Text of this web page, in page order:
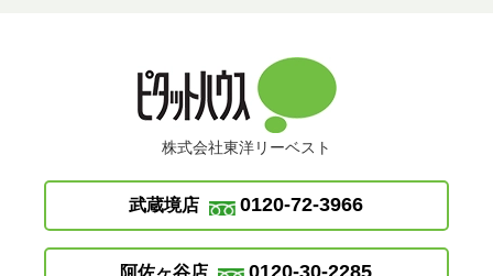
株式会社東洋リーベスト
武蔵境店 0120-72-3966
阿佐ヶ谷店 0120-30-2285